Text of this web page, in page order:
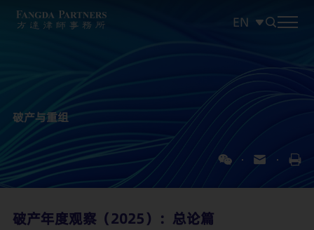
EN
日本語
破产与重组
破产年度观察（2025）：总论篇